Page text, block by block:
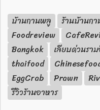
บ้านกานพลู ร้านบ้านก
Foodreview
Bangkok
เลียบด่วนรา
thaifood
EggCrab
Prawn
รีวิวร้านอาหาร